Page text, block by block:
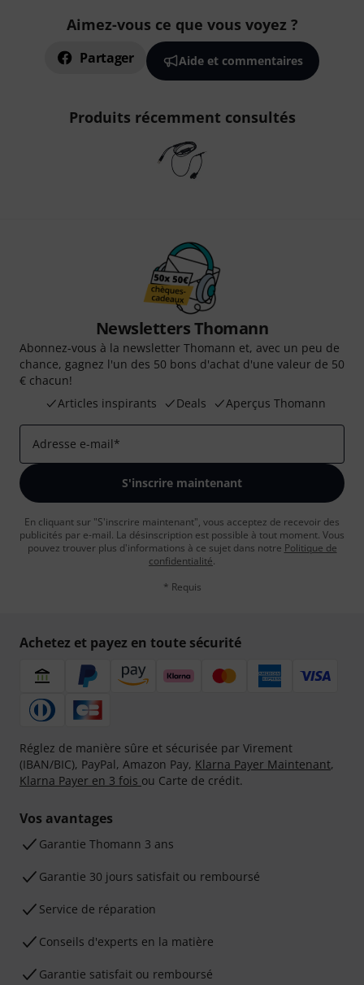
Aimez-vous ce que vous voyez ?
Partager Aide et commentaires
Produits récemment consultés
Newsletters Thomann
Abonnez-vous à la newsletter Thomann et, avec un peu de
chance, gagnez l'un des 50 bons d'achat d'une valeur de 50
€ chacun!
Articles inspirants
Deals Aperçus Thomann
Adresse e-mail*
S'inscrire maintenant
En cliquant sur "S'inscrire maintenant", vous acceptez de recevoir des
publicités par e-mail. La désinscription est possible à tout moment. Vous
pouvez trouver plus d'informations à ce sujet dans notre Politique de
confidentialité.
* Requis
Achetez et payez en toute sécurité
Réglez de manière sûre et sécurisée par Virement
(IBAN/BIC), PayPal, Amazon Pay, Klarna Payer Maintenant,
Klarna Payer en 3 fois ou Carte de crédit.
Vos avantages
Ga­ran­tie Thomann 3 ans
Garantie 30 jours satisfait ou remboursé
Service de réparation
Conseils d'experts en la matière
Garantie satisfait ou remboursé